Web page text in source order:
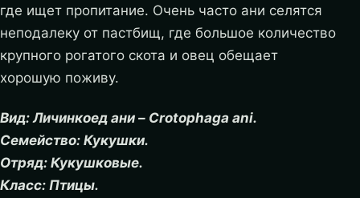
где ищет пропитание. Очень часто ани селятся
неподалеку от пастбищ, где большое количество
крупного рогатого скота и овец обещает
хорошую поживу.
Вид: Личинкоед ани – Crotophaga ani.
Семейство: Кукушки.
Отряд: Кукушковые.
Класс: Птицы.